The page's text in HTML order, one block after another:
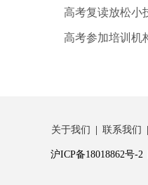
高考参加培训机
关于我们 联系我们
沪ICP备18018862号-2